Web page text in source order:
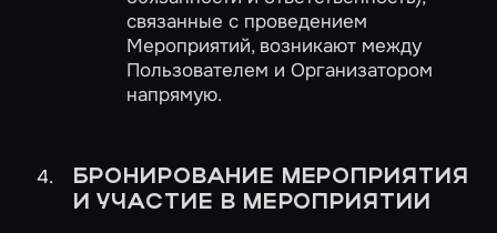
связанные с проведением
Мероприятий, возникают между
Пользователем и Организатором
напрямую.
БРОНИРОВАНИЕ МЕРОПРИЯТИЯ
И УЧАСТИЕ В МЕРОПРИЯТИИ